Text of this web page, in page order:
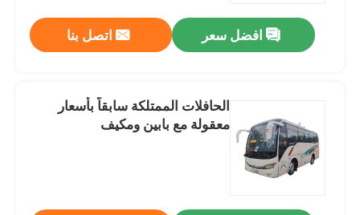
افضل سعر اتصل بنا
الحافلات الممتلكة سابقاً بأسعار
معقولة مع بابين ومكيف